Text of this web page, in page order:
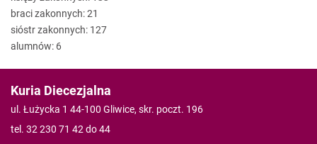
braci zakonnych: 21
sióstr zakonnych: 127
alumnów: 6
Kuria Diecezjalna
ul. Łużycka 1 44-100 Gliwice, skr. poczt. 196
tel. 32 230 71 42 do 44